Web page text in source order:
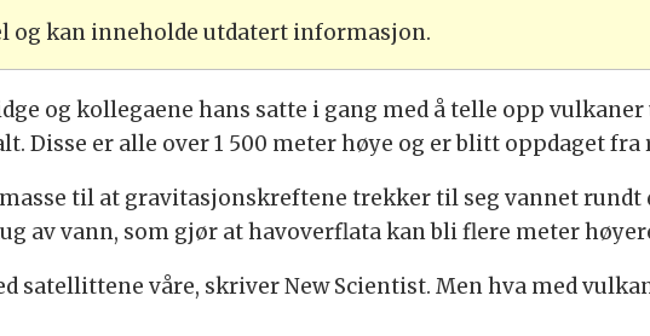
og kan inneholde utdatert informasjon.
og kollegaene hans satte i gang med å telle opp
Disse er alle over 1 500 meter høye og er blitt oppdaget fra
til at gravitasjonskreftene trekker til seg vannet rundt
av vann, som gjør at havoverflata kan bli flere meter
satellittene våre, skriver New Scientist. Men hva med